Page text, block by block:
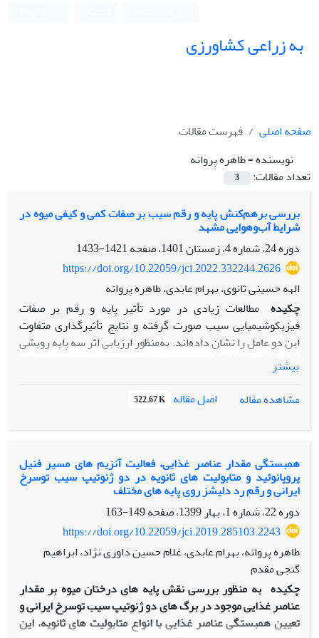
به زراعی کشاورزی
صفحه اصلی
فهرست مقالات
نویسنده =طاهره پروانه
تعداد مقالات:
3
بررسی برهم‌کنش پایه و رقم سیب بر صفات کمی و کیفی میوه در
شرایط آب‌وهوایی مشهد
دوره 24، شماره 4، زمستان 1401، صفحه
1421-1433
https://doi.org/10.22059/jci.2022.332244.2626
الهه حسینی ثانوی، بهرام عابدی، طاهره پروانه
چکیده مطالعات زیادی در مورد تأثیر پایه و رقم بر صفات
فیزیکوشیمیایی سیب صورت گرفته و نتایج تأثیرگذاری متفاوت
این دو عامل را نشان داده‌اند. به‌منظور ارزیابی اثر سه پایه رویشی
"گلدن‌دلیشز" و "رددلیشز"، آزمایشی به‌صورت فاکتوریل در قالب
طرح پایه بلوک‌های کامل تصادفی با چهار تکرار در مرکز تحقیقات
کیفی میوه شامل وزن، حجم، چگالی، طول، قطر، سفتی، اسیدیته،
آنتوسیانین میوه در این آزمایش اندازه‌گیری شد. براساس نتایج
بیش‌ترین مقدار فنل کل (9/652 میلی‌گرم بر گرم وزن تر) و
آنتوسیانین (9/35 میلی‌گرم بر گرم وزن تر) در ترکیب رقم
"رددلیشز" روی پایه
M9 مشاهده شد. رقم "رددلیشز"
بیش‌ترین قطر (64/78 میلی‌متر) و وزن میوه (9/166 گرم) را به
کیلوگرم بر سانتی‌متر مکعب) مشاهده شد. به‌طورکلی، نتایج این
پژوهش حاکی از تأثیر متفاوت برهم‌کنش پایه و رقم بر ویژگی‌های
موردمطالعه بود و بسته به هدف باغدار می‌توان ترکیبات پیوندی
گوناگونی را توصیه نمود. ارقام بر روی پایه M9و MM106 با
داشتن ترکیبات فنلی و آنتوسیانین زیاد از نظر فواید سلامتی
بیشتر
مشاهده مقاله
اصل مقاله 522.67 K
همبستگی مقدار عناصر غذایی، فعالیت آنزیم های مسیر فنیل
پروپانوئید و متابولیت های ثانویه در دو ژنوتیپ سیب توسرخ
ایرانی و رقم رد دلیشز روی پایه های مختلف
دوره 22، شماره 1، بهار 1399، صفحه
149-163
https://doi.org/10.22059/jci.2019.285103.2243
طاهره پروانه، بهرام عابدی، غلام حسین داوری نژاد، ابراهیم
گنجی مقدم
چکیده به منظور بررسی نقش پایه های درختان میوه بر مقدار
عناصر غذایی موجود در برگ های دو ژنوتیپ سیب توسرخ ایرانی و
تعیین همبستگی عناصر غذایی با انواع متابولیت های ثانویه، این